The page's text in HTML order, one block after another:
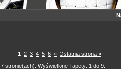
1 2 3 4 5 6 » Ostatnia strona »
stronie(ach). Wyświetlone Tapety: 1 do 9.